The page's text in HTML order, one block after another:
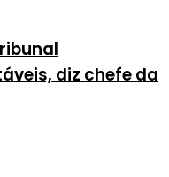
diz chefe da